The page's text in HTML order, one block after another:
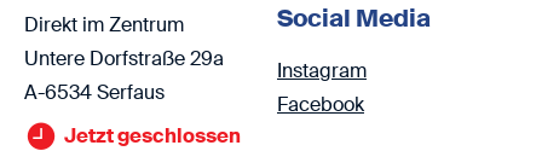
Direkt im Zentrum
Untere Dorfstraße 29a
A-6534 Serfaus
Jetzt geschlossen
Social Media
Instagram
Facebook